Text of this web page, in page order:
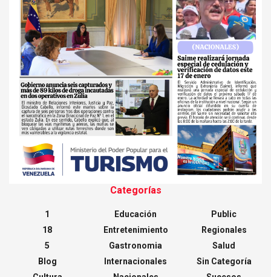
Categorías
1
18
5
Blog
Educación
Entretenimiento
Gastronomia
Internacionales
Public
Regionales
Salud
Sin Categoría